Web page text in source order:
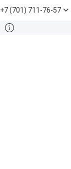
+7 (701) 711-76-57